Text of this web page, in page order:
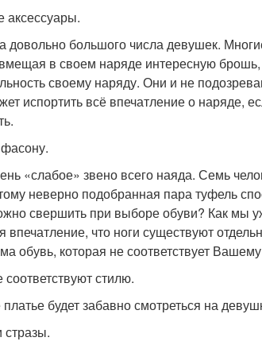
довольно большого числа девушек.
в своем наряде интересную
своему наряду. Они и не
испортить всё впечатление о наряде,
«слабое» звено всего наяда. Семь
неверно подобранная пара туфель
свершить при выборе обуви? Как мы
впечатление, что ноги существуют
обувь, которая не соответствует
стилю.
будет забавно смотреться на
стразы.